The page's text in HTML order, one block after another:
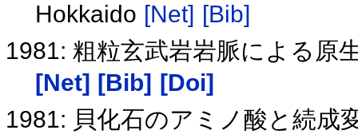
Hokkaido [Net] [Bib]
1981: 粗粒玄武岩岩脈による原
[Net] [Bib]
[Doi]
1981: 貝化石のアミノ酸と続成